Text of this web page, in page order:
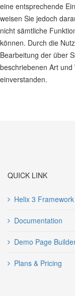
eine entsprechende
weisen Sie jedoch
nicht sämtliche
können. Durch die
Bearbeitung der über
beschriebenen Art
einverstanden.
QUICK LINK
Helix 3 Framework
Documentation
Demo Page
Plans & Pricing